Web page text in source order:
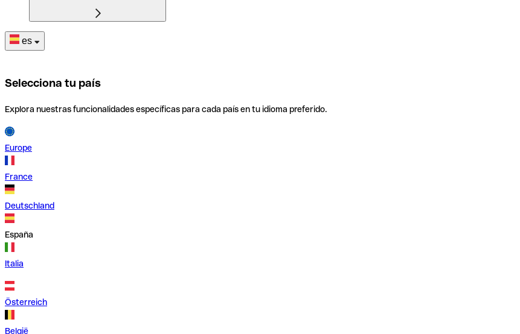
es
Selecciona tu país
Explora nuestras funcionalidades específicas para cada país en tu idioma preferido.
Europe
France
Deutschland
España
Italia
Österreich
België